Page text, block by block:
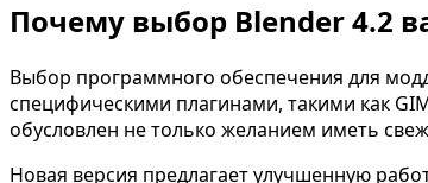
Почему выбор Blender 4.2
Выбор программного обеспечения для
специфическими плагинами, такими как
обусловлен не только желанием иметь
Новая версия предлагает улучшенную